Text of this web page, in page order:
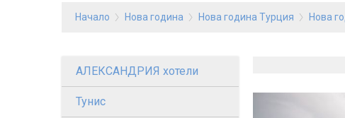
Начало Нова година Нова година Турция Нова
АЛЕКСАНДРИЯ хотели
Тунис